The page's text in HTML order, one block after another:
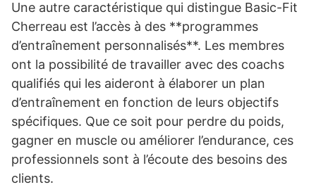
Une autre caractéristique qui distingue Basic-Fit
Cherreau est l’accès à des **programmes
d’entraînement personnalisés**. Les membres
ont la possibilité de travailler avec des coachs
qualifiés qui les aideront à élaborer un plan
d’entraînement en fonction de leurs objectifs
spécifiques. Que ce soit pour perdre du poids,
gagner en muscle ou améliorer l’endurance, ces
professionnels sont à l’écoute des besoins des
clients.